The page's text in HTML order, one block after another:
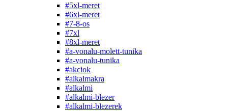
#5xl-meret
#6xl-meret
#7-8-os
#7xl
#8xl-meret
#a-vonalu-molett-tunika
#a-vonalu-tunika
#akciok
#alkalmakra
#alkalmi
#alkalmi-blezer
#alkalmi-blezerek